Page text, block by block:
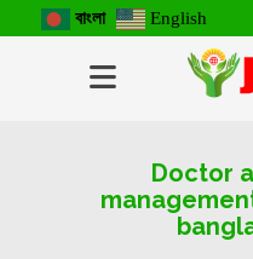
বাংলা English
Doctor